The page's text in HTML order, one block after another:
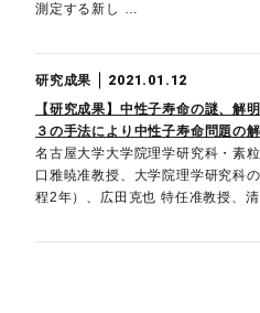
測定する新し …
研究成果
2021.01.12
【研究成果】中性子寿命の謎、解
３の手法により中性子寿命問題の
名古屋大学大学院理学研究科・素
口雅暁准教授、大学院理学研究科
程2年）、広田克也 特任准教授、